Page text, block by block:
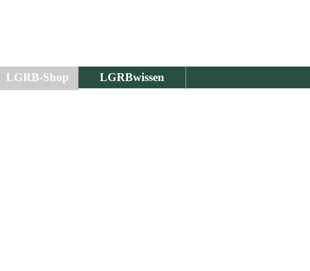
LGRB-Shop LGRBwissen